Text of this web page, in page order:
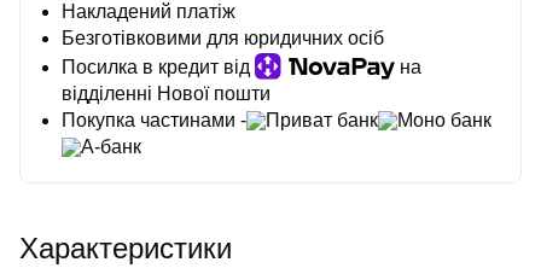
Накладений платіж
Безготівковими для юридичних осіб
Посилка в кредит від
на
відділенні Нової пошти
Покупка частинами -
Приват банк
Моно банк
А-банк
Характеристики